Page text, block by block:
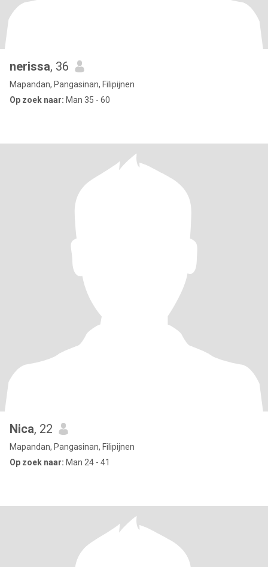
nerissa, 36
Mapandan, Pangasinan, Filipijnen
Op zoek naar: Man 35 - 60
Nica, 22
Mapandan, Pangasinan, Filipijnen
Op zoek naar: Man 24 - 41